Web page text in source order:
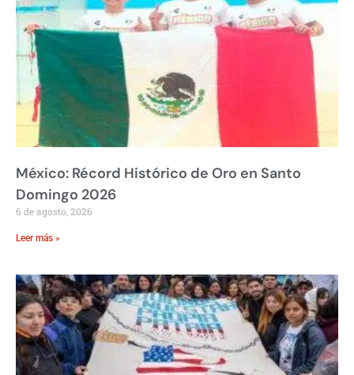
México: Récord Histórico de Oro en Santo
Domingo 2026
6 de agosto, 2026
Leer más »